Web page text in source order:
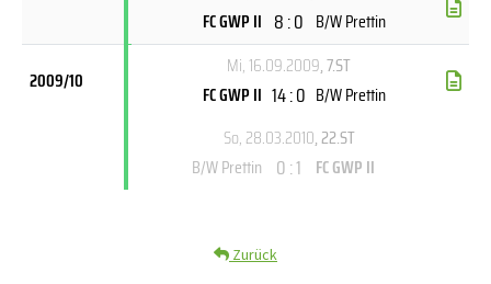
FC GWP II 8 : 0 B/W Prettin
2009/10
Mi, 16.09.2009, 7.ST
FC GWP II 14 : 0 B/W Prettin
So, 28.03.2010, 22.ST
B/W Prettin 0 : 1 FC GWP II
Zurück